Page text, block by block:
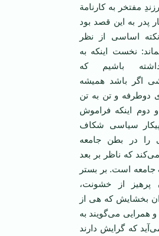
مفتخر به کارنامة
پدر به این قصد بود
اساسی از نظر
نخست اینکه به
باشیم که
اگر باشد همیشه
دوطرفه و تن به تن
دوم اینکه فراموش
پیکار سیاسی شکاف
را در بطن جامعه
که ناظر بر بعد
جامعه است. بر بستر
پرهیز از خشونت،
بخشایش که هی از
همرایی می‌گویند به
که گرایش دارند